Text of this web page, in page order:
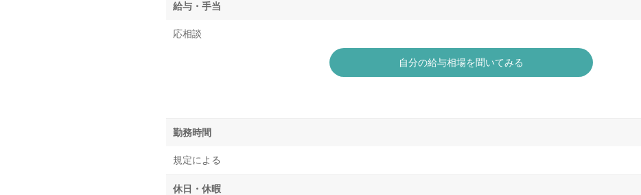
給与・手当
応相談
自分の給与相場を聞いてみる
勤務時間
規定による
休日・休暇